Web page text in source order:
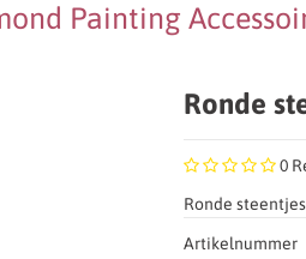
Painting
Ronde
0
Ronde
Artikelnummer